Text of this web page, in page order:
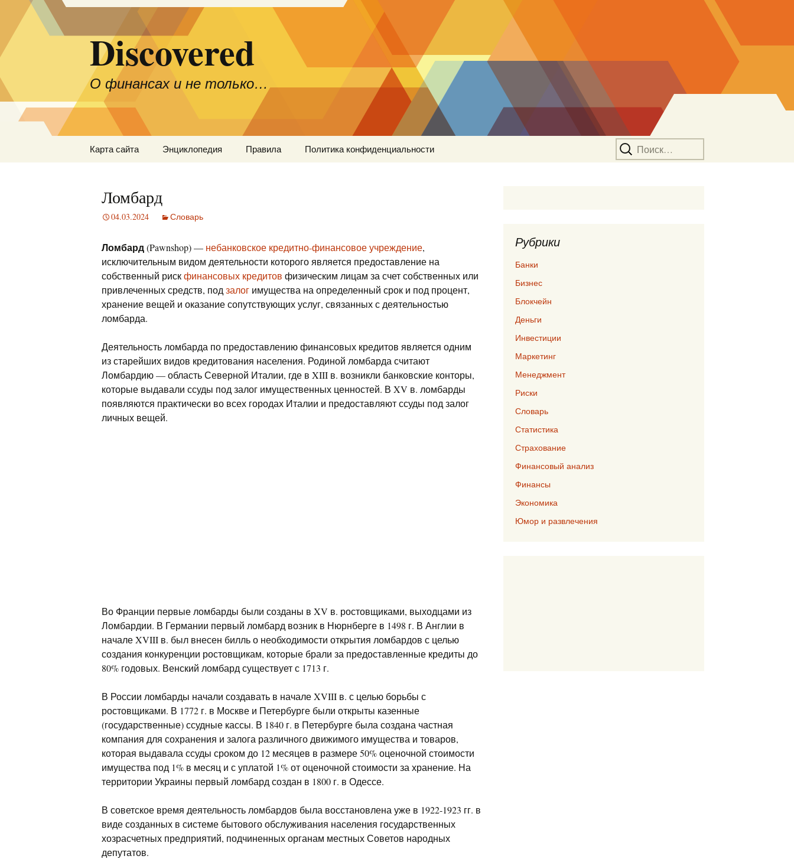
Discovered
О финансах и не только…
Карта сайта Энциклопедия Правила Политика конфиденциальности Найти:
Ломбард
04.03.2024 Словарь
Ломбард(Pawnshop) — небанковское кредитно-финансовое учреждение,
исключительным видом деятельности которого является предоставление на
собственный рискфинансовых кредитов физическим лицам за счет собственных или
привлеченных средств, под залог имущества на определенный срок и под процент,
хранение вещей и оказание сопутствующих услуг, связанных с деятельностью
ломбарда.
Деятельность ломбарда по предоставлению финансовых кредитов является одним
из старейших видов кредитования населения. Родиной ломбарда считают
Ломбардию — область Северной Италии, где в XIII в. возникли банковские конторы,
которые выдавали ссуды под залог имущественных ценностей. В XV в. ломбарды
появляются практически во всех городах Италии и предоставляют ссуды под залог
личных вещей.
Во Франции первые ломбарды были созданы в XV в. ростовщиками, выходцами из
Ломбардии. В Германии первый ломбард возник в Нюрнберге в 1498 г. В Англии в
начале XVIII в. был внесен билль о необходимости открытия ломбардов с целью
создания конкуренции ростовщикам, которые брали за предоставленные кредиты до
80% годовых. Венский ломбард существует с 1713 г.
В России ломбарды начали создавать в начале XVIII в. с целью борьбы с
ростовщиками. В 1772 г. в Москве и Петербурге были открыты казенные
(государственные) ссудные кассы. В 1840 г. в Петербурге была создана частная
компания для сохранения и залога различного движимого имущества и товаров,
которая выдавала ссуды сроком до 12 месяцев в размере 50% оценочной стоимости
имущества под 1% в месяц и с уплатой 1% от оценочной стоимости за хранение. На
территории Украины первый ломбард создан в 1800 г. в Одессе.
В советское время деятельность ломбардов была восстановлена уже в 1922-1923 гг. в
виде созданных в системе бытового обслуживания населения государственных
хозрасчетных предприятий, подчиненных органам местных Советов народных
депутатов.
Рубрики
Банки
Бизнес
Блокчейн
Деньги
Инвестиции
Маркетинг
Менеджмент
Риски
Словарь
Статистика
Страхование
Финансовый анализ
Финансы
Экономика
Юмор и развлечения